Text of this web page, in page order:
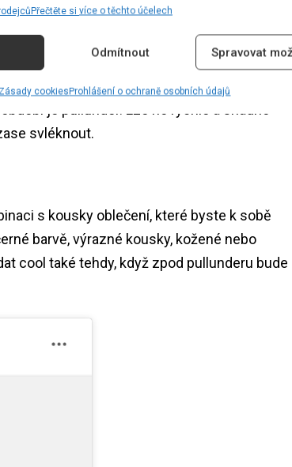
Přečtěte si více o těchto účelech
Odmítnout Spravovat
Zásady cookiesProhlášení o ochraně osobních údajů
Někdy se oblékáme příliš lehce, jindy je
je pullunder. Lze ho rychle a snadno
svléknout.
s kousky oblečení, které byste k sobě
barvě, výrazné kousky, kožené nebo
cool také tehdy, když zpod pullunderu bude